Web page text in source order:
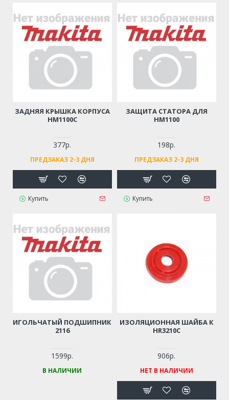
ЗАДНЯЯ КРЫШКА КОРПУСА
HM1100C
377р.
ПРЕДЗАКАЗ 2-3 ДНЯ
Купить
ЗАЩИТА СТАТОРА ДЛЯ
HM1100
198р.
ПРЕДЗАКАЗ 2-3 ДНЯ
Купить
ИГОЛЬЧАТЫЙ ПОДШИПНИК
2116
1599р.
В НАЛИЧИИ
ИЗОЛЯЦИОННАЯ ШАЙБА К
HR3210C
906р.
НЕТ В НАЛИЧИИ